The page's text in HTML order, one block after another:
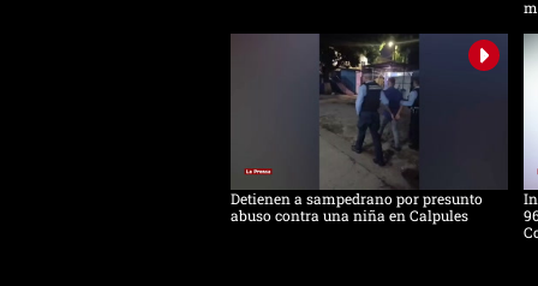
Detienen a sampedrano por presunto
abuso contra una niña en Calpules